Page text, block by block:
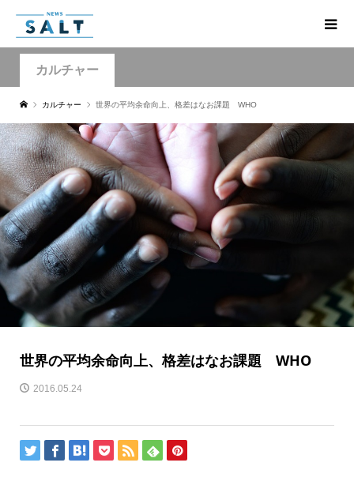
カルチャー
カルチャー 世界の平均余命向上、格差はなお課題 WHO
世界の平均余命向上、格差はなお課題 WHO
2016.05.24